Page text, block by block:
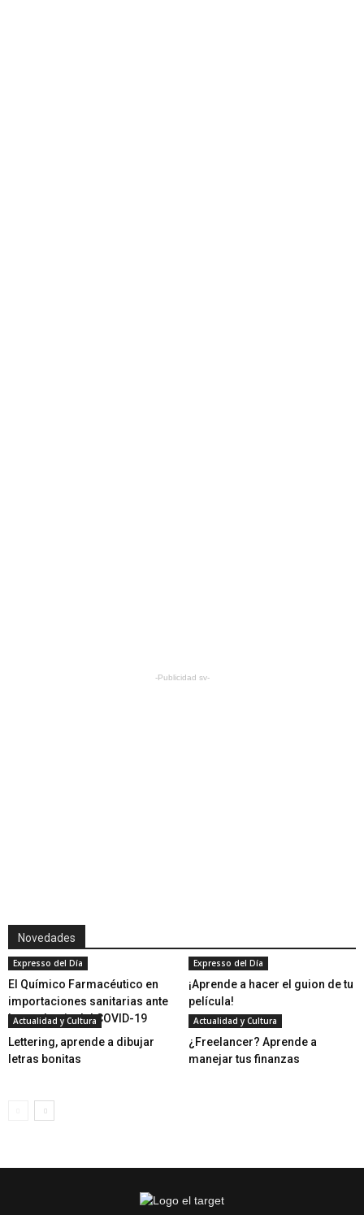
-Publicidad sv-
Novedades
Expresso del Día
El Químico Farmacéutico en
importaciones sanitarias ante
la pandemia del COVID-19
Expresso del Día
¡Aprende a hacer el guion de tu
película!
Actualidad y Cultura
Lettering, aprende a dibujar
letras bonitas
Actualidad y Cultura
¿Freelancer? Aprende a
manejar tus finanzas